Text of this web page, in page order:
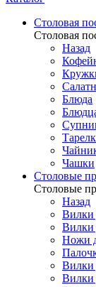
Столовая
Столовая
Назад
Блюда
Чашки
Cтоловые
Cтоловые
Назад
Вилки
Вилки
Ножи
Вилки
Вилки